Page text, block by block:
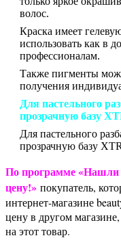
волос.
Краска имеет
использовать как в
профессионалам.
Также пигменты
получения
Для пастельного
прозрачную базу
Для пастельного
прозрачную базу
По программе
цену!» покупатель,
интернет-магазине
цену в другом
на этот товар.